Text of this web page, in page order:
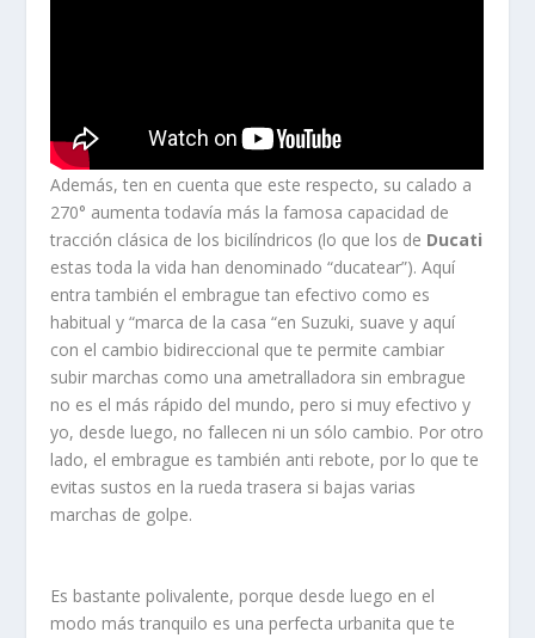
Además, ten en cuenta que este respecto, su calado a
270° aumenta todavía más la famosa capacidad de
tracción clásica de los bicilíndricos (lo que los de Ducati
estas toda la vida han denominado “ducatear”). Aquí
entra también el embrague tan efectivo como es
habitual y “marca de la casa “en Suzuki, suave y aquí
con el cambio bidireccional que te permite cambiar
subir marchas como una ametralladora sin embrague
no es el más rápido del mundo, pero si muy efectivo y
yo, desde luego, no fallecen ni un sólo cambio. Por otro
lado, el embrague es también anti rebote, por lo que te
evitas sustos en la rueda trasera si bajas varias
marchas de golpe.
Es bastante polivalente, porque desde luego en el
modo más tranquilo es una perfecta urbanita que te